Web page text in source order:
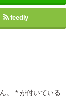
feedly
。 * が付いている